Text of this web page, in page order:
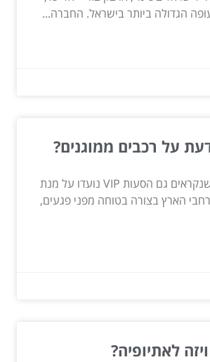
הגדולה ביותר בישראל. החברה...
על רכבים ממוגנים?
רכבים ממגונים שנקראים גם הסעות VIP נועדו על מנת
הארץ בצורה בטוחה מפני פגעים,
לאתיופיה?